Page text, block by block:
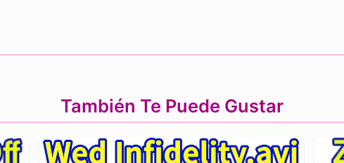
También Te Puede Gustar